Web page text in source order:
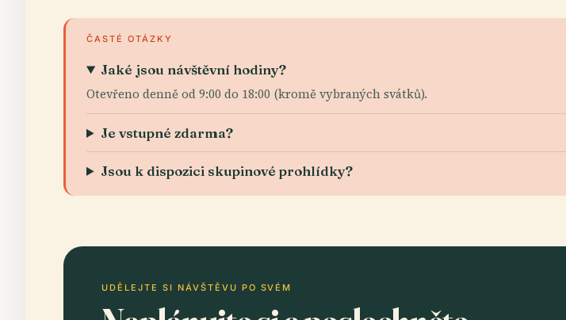
ČASTÉ OTÁZKY
Jaké jsou návštěvní hodiny?
Otevřeno denně od 9:00 do 18:00 (kromě vybraných svátků).
Je vstupné zdarma?
Jsou k dispozici skupinové prohlídky?
UDĚLEJTE SI NÁVŠTĚVU PO SVÉM